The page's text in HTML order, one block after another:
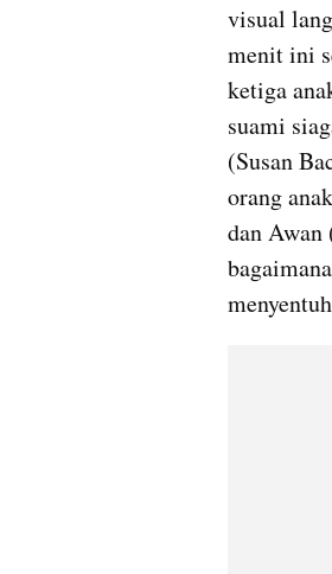
visual
menit ini
ketiga
suami
(Susan
orang
dan Awan